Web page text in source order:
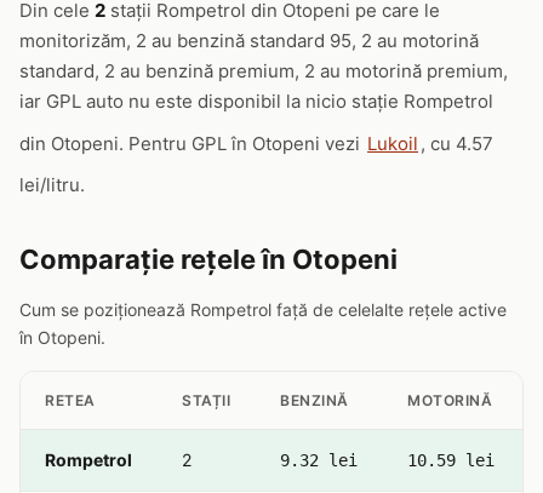
Din cele 2 stații Rompetrol din Otopeni pe care le
monitorizăm, 2 au benzină standard 95, 2 au motorină
standard, 2 au benzină premium, 2 au motorină premium,
iar GPL auto nu este disponibil la nicio stație Rompetrol
din Otopeni. Pentru GPL în Otopeni vezi Lukoil , cu 4.57
lei/litru.
Comparație rețele în Otopeni
Cum se poziționează Rompetrol față de celelalte rețele active
în Otopeni.
RETEA STAȚII BENZINĂ MOTORINĂ
Rompetrol 2 9.32 lei 10.59 lei